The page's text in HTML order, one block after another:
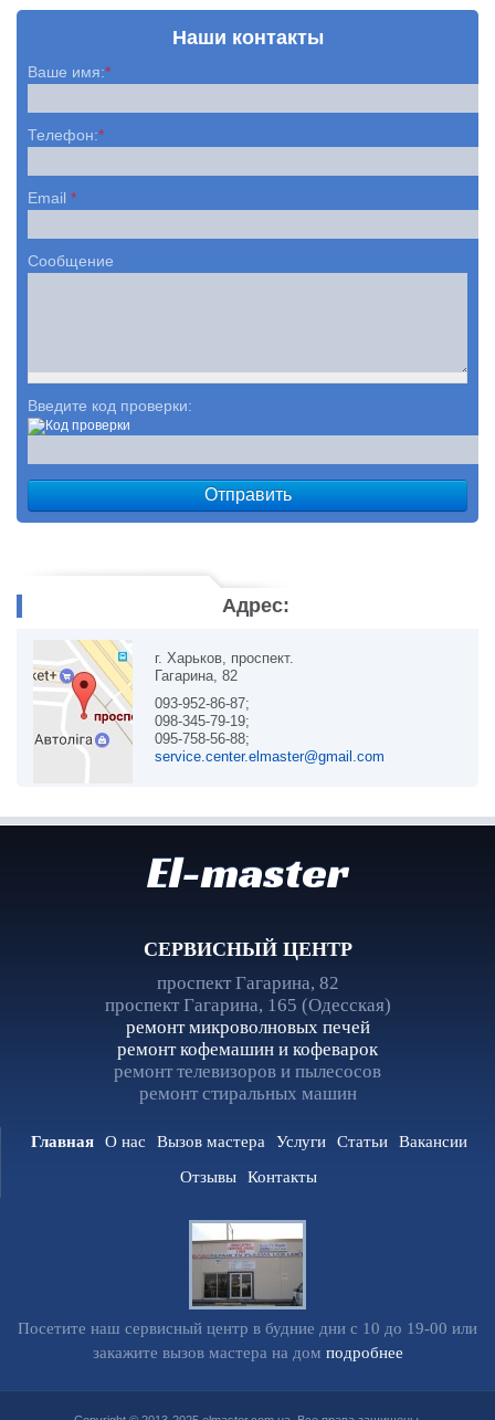
Наши контакты
Ваше имя:*
Телефон:*
Email *
Сообщение
Введите код проверки:
Адрес:
г. Харьков, проспект.
Гагарина, 82
093-952-86-87;
098-345-79-19;
095-758-56-88;
service.center.elmaster@gmail.com
El-master
СЕРВИСНЫЙ ЦЕНТР
проспект Гагарина, 82
проспект Гагарина, 165 (Одесская)
ремонт микроволновых печей
ремонт кофемашин и кофеварок
ремонт телевизоров и пылесосов
ремонт стиральных машин
Главная О нас Вызов мастера Услуги Статьи
Вакансии
Отзывы
Контакты
Посетите наш сервисный центр в будние дни с 10 до 19-00 или
закажите вызов мастера на дом подробнее